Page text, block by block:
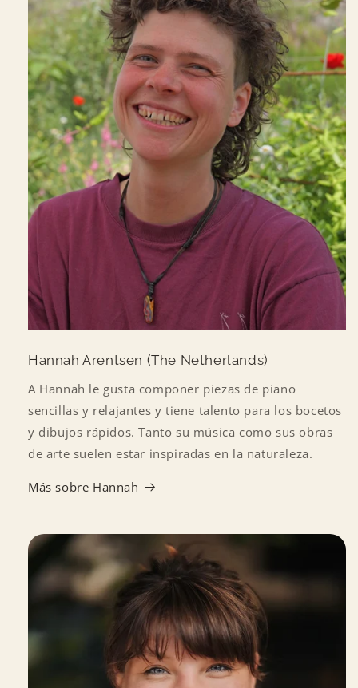
Hannah Arentsen (The Netherlands)
A Hannah le gusta componer piezas de piano
sencillas y relajantes y tiene talento para los bocetos
y dibujos rápidos. Tanto su música como sus obras
de arte suelen estar inspiradas en la naturaleza.
Más sobre Hannah